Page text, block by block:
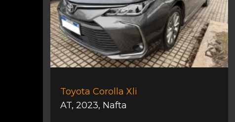
Toyota Corolla Xli
AT, 2023, Nafta